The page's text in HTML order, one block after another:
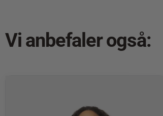
Vi anbefaler også: